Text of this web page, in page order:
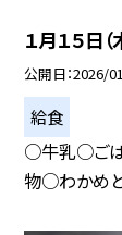
１月１５日
公開日 2026/
給食
○牛乳○ご
物○わかめ